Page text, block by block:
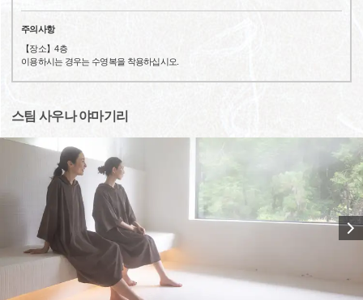
주의사항
【장소】4층
이용하시는 경우는 수영복을 착용하십시오.
스팀 사우나 야마기리